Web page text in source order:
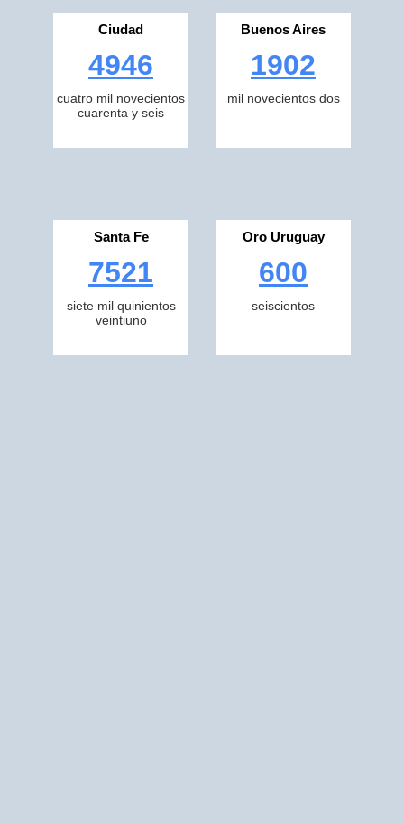
Ciudad
4946
cuatro mil novecientos
cuarenta y seis
Buenos Aires
1902
mil novecientos dos
Santa Fe
7521
siete mil quinientos
veintiuno
Oro Uruguay
600
seiscientos